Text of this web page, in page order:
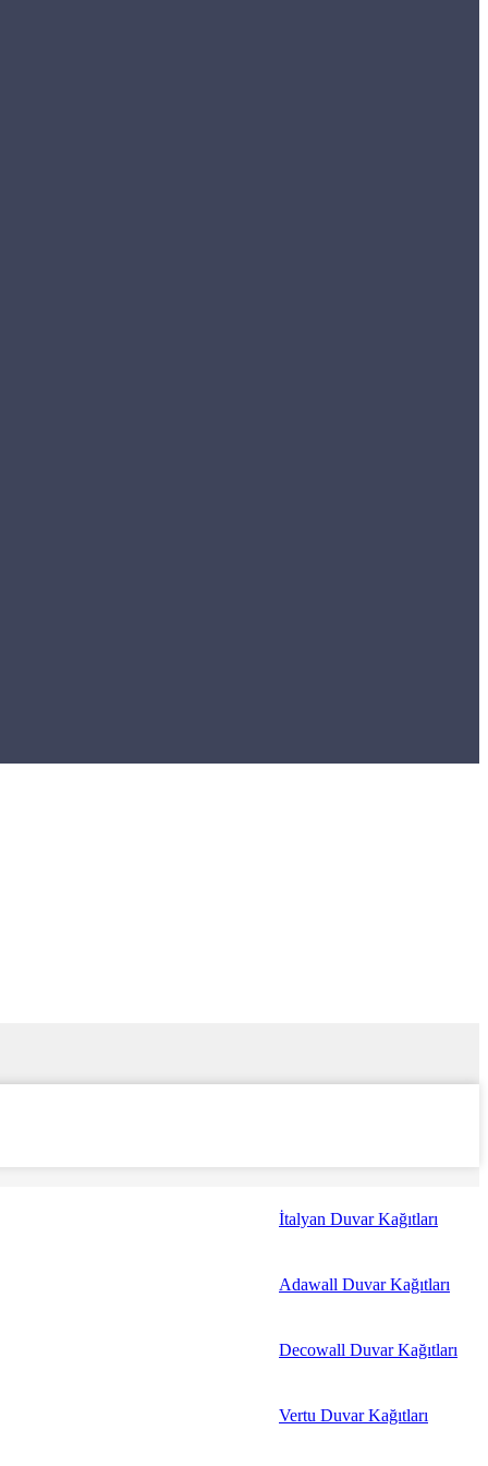
İtalyan Duvar Kağıtları
Adawall Duvar Kağıtları
Decowall Duvar Kağıtları
Vertu Duvar Kağıtları